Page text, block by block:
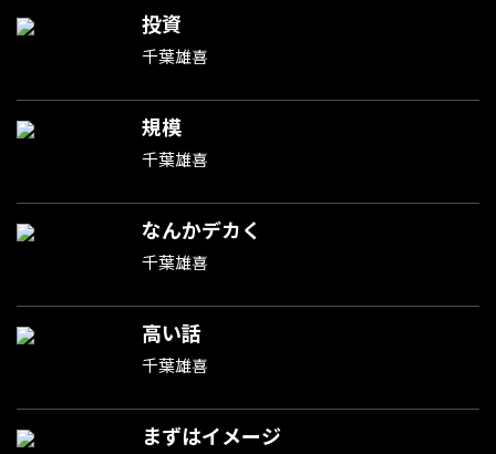
投資
千葉雄喜
規模
千葉雄喜
なんかデカく
千葉雄喜
高い話
千葉雄喜
まずはイメージ